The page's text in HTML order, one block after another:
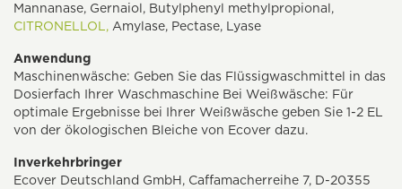
Mannanase, Gernaiol, Butylphenyl methylpropional,
CITRONELLOL, Amylase, Pectase, Lyase
Anwendung
Maschinenwäsche: Geben Sie das Flüssigwaschmittel in das
Dosierfach Ihrer Waschmaschine Bei Weißwäsche: Für
optimale Ergebnisse bei Ihrer Weißwäsche geben Sie 1-2 EL
von der ökologischen Bleiche von Ecover dazu.
Inverkehrbringer
Ecover Deutschland GmbH, Caffamacherreihe 7, D-20355